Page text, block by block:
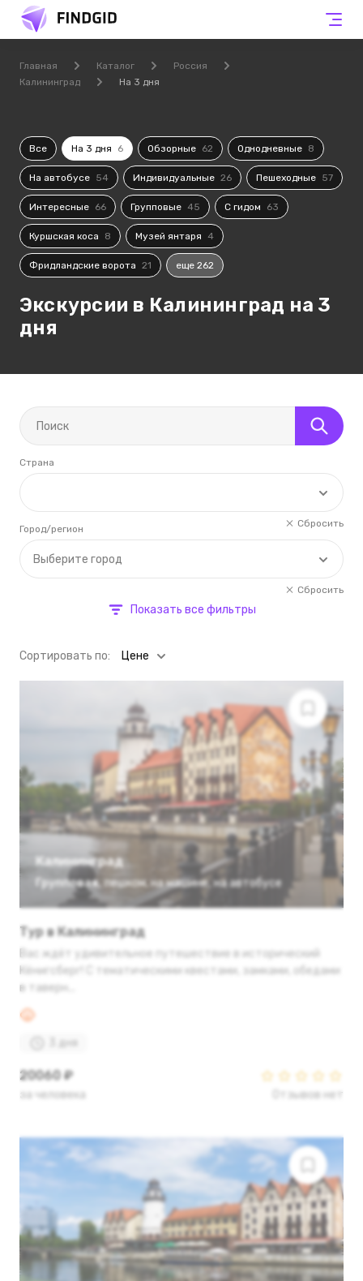
Главная Каталог
Россия
Калининград
На 3 дня
Все На 3 дня 6 Обзорные 62 Однодневные 8
На автобусе 54 Индивидуальные 26 Пешеходные 57
Интересные 66 Групповые 45 С гидом 63
Куршская коса 8 Музей янтаря 4
Фридландские ворота 21 еще 262
Экскурсии в Калининград на 3
дня
Страна
Сбросить
Выберите город
Город/регион
Сбросить
Показать все фильтры
Cортировать по: Цене
Калининград
Групповая, пешком, на машине на автобусе
Тур в Калининград
Вас ждёт удивительное путешествие в исторический
Кёнигсберг! С тематическими квестами, замками, обедами
в таверн...
3 дня
20060 ₽
за человека Отзывов нет